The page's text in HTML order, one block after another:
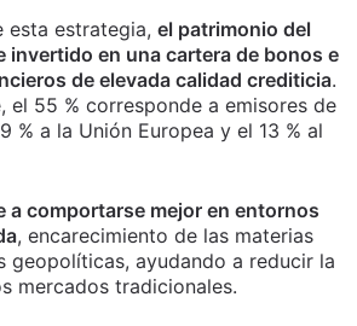
esta estrategia, el patrimonio del
invertido en una cartera de bonos e
de elevada calidad crediticia.
el 55 % corresponde a emisores de
% a la Unión Europea y el 13 % al
a comportarse mejor en entornos
, encarecimiento de las materias
geopolíticas, ayudando a reducir la
mercados tradicionales.